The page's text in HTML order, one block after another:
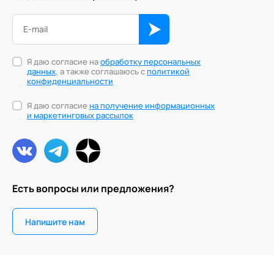
Есть вопросы или предложения?
Напишите нам
Я даю согласие наобработку персональных
данных, а также соглашаюсь сполитикой
конфиденциальности
Я даю согласие на получение информационных
и маркетинговых рассылок